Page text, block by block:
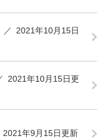
2021年10月15日
2021年10月15日更
2021年9月15日更新